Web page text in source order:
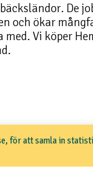
De
och ökar
Vi köper
för att samla in